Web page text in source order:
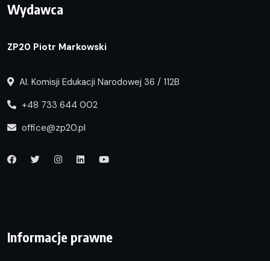
Wydawca
ZP20 Piotr Markowski
Al. Komisji Edukacji Narodowej 36 / 112B
+48 733 644 002
office@zp20.pl
Informacje prawne